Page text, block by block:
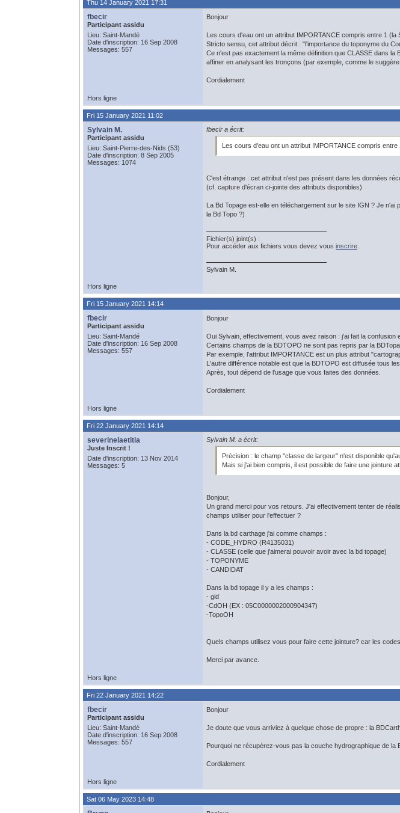
Thu 14 January 2021 17:31
fbecir
Participant assidu
Lieu: Saint-Mandé
Date d'inscription: 16 Sep 2008
Messages: 557
Bonjour
Les cours d'eau ont un attribut IMPORTANCE compris entre 1 (la
Stricto sensu, cet attribut décrit : "l'importance du toponyme du
Ce n'est pas exactement la même définition que CLASSE dans
affiner en analysant les tronçons (par exemple, comme le
Cordialement
Hors ligne
Fri 15 January 2021 11:02
Sylvain M.
Participant assidu
Lieu: Saint-Pierre-des-Nids (53)
Date d'inscription: 8 Sep 2005
Messages: 1074
fbecir a écrit:
Les cours d'eau ont un attribut IMPORTANCE compris entre
C'est étrange : cet attribut n'est pas présent dans les données
(cf. capture d'écran ci-jointe des attributs disponibles)
La Bd Topage est-elle en téléchargement sur le site IGN ? Je
la Bd Topo ?)
Fichier(s) joint(s) :
Pour accéder aux fichiers vous devez vous inscrire
Sylvain M.
Hors ligne
Fri 15 January 2021 14:14
fbecir
Participant assidu
Lieu: Saint-Mandé
Date d'inscription: 16 Sep 2008
Messages: 557
Bonjour
Oui Sylvain, effectivement, vous avez raison : j'ai fait la confusion
Certains champs de la BDTOPO ne sont pas repris par la
Par exemple, l'attribut IMPORTANCE est un plus attribut
L'autre différence notable est que la BDTOPO est diffusée tous
Après, tout dépend de l'usage que vous faites des données.
Cordialement
Hors ligne
Fri 22 January 2021 14:14
severinelaetitia
Juste Inscrit !
Date d'inscription: 13 Nov 2014
Messages: 5
Sylvain M. a écrit:
Précision : le champ "classe de largeur" n'est disponible
Mais si j'ai bien compris, il est possible de faire une jointure
Bonjour,
Un grand merci pour vos retours. J'ai effectivement tenter de
champs utiliser pour l'effectuer ?
Dans la bd carthage j'ai comme champs :
- CODE_HYDRO (R4135031)
- CLASSE (celle que j'aimerai pouvoir avoir avec la bd topage)
- TOPONYME
- CANDIDAT
Dans la bd topage il y a les champs :
- gid
-CdOH (EX : 05C0000002000904347)
-TopoOH
Quels champs utilisez vous pour faire cette jointure? car les
Merci par avance.
Hors ligne
Fri 22 January 2021 14:22
fbecir
Participant assidu
Lieu: Saint-Mandé
Date d'inscription: 16 Sep 2008
Messages: 557
Bonjour
Je doute que vous arriviez à quelque chose de propre : la
Pourquoi ne récupérez-vous pas la couche hydrographique de la
Cordialement
Hors ligne
Sat 06 May 2023 14:48